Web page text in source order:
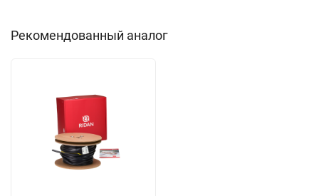
Рекомендованный аналог